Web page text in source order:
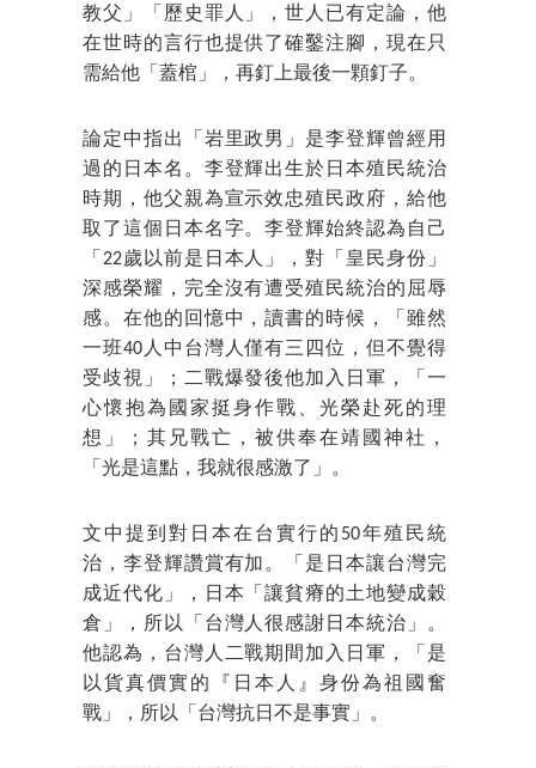
教父」「歷史罪人」，世人已有定論，他
在世時的言行也提供了確鑿注腳，現在只
需給他「蓋棺」，再釘上最後一顆釘子。
論定中指出「岩里政男」是李登輝曾經用
過的日本名。李登輝出生於日本殖民統治
時期，他父親為宣示效忠殖民政府，給他
取了這個日本名字。李登輝始終認為自己
「22歲以前是日本人」，對「皇民身份」
深感榮耀，完全沒有遭受殖民統治的屈辱
感。在他的回憶中，讀書的時候，「雖然
一班40人中台灣人僅有三四位，但不覺得
受歧視」；二戰爆發後他加入日軍，「一
心懷抱為國家挺身作戰、光榮赴死的理
想」；其兄戰亡，被供奉在靖國神社，
「光是這點，我就很感激了」。
文中提到對日本在台實行的50年殖民統
治，李登輝讚賞有加。「是日本讓台灣完
成近代化」，日本「讓貧瘠的土地變成穀
倉」，所以「台灣人很感謝日本統治」。
他認為，台灣人二戰期間加入日軍，「是
以貨真價實的『日本人』身份為祖國奮
戰」，所以「台灣抗日不是事實」。